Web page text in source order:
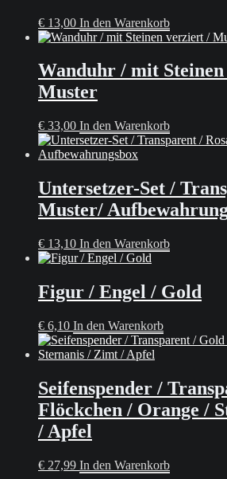
€ 13,00 In den Warenkorb
Wanduhr / mit
Muster
€ 33,00 In den Warenkorb
Untersetzer-Set /
Muster/
€ 13,10 In den Warenkorb
Figur / Engel / Gold
€ 6,10 In den Warenkorb
Seifenspender /
Flöckchen / Orange /
/ Apfel
€ 27,99 In den Warenkorb